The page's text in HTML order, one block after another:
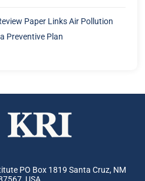
Paper Links Air Pollution
Preventive Plan
PO Box 1819 Santa Cruz, NM